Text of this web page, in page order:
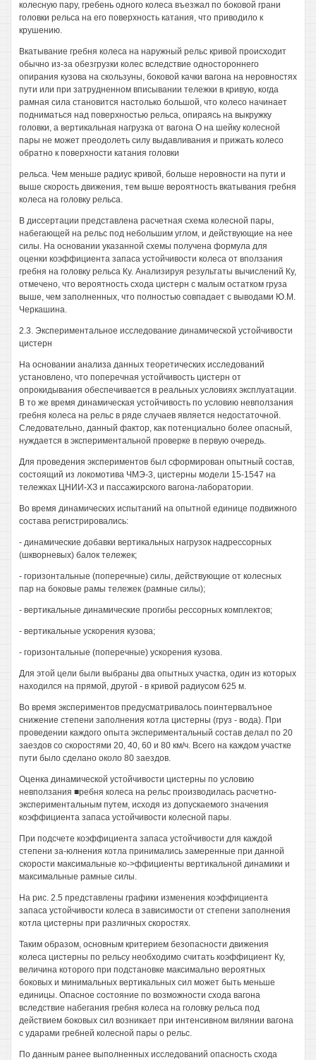
колесную пару, гребень одного колеса въезжал по боковой грани
головки рельса на его поверхность катания, что приводило к
крушению.
Вкатывание гребня колеса на наружный рельс кривой происходит
обычно из-за обезгрузки колес вследствие одностороннего
опирания кузова на скользуны, боковой качки вагона на неровностях
пути или при затрудненном вписывании тележки в кривую, когда
рамная сила становится настолько большой, что колесо начинает
подниматься над поверхностью рельса, опираясь на выкружку
головки, а вертикальная нагрузка от вагона О на шейку колесной
пары не может преодолеть силу выдавливания и прижать колесо
обратно к поверхности катания головки
рельса. Чем меньше радиус кривой, больше неровности на пути и
выше скорость движения, тем выше вероятность вкатывания гребня
колеса на головку рельса.
В диссертации представлена расчетная схема колесной пары,
набегающей на рельс под небольшим углом, и действующие на нее
силы. На основании указанной схемы получена формула для
оценки коэффициента запаса устойчивости колеса от вползания
гребня на головку рельса Ку. Анализируя результаты вычислений Ку,
отмечено, что вероятность схода цистерн с малым остатком груза
выше, чем заполненных, что полностью совпадает с выводами Ю.М.
Черкашина.
2.3. Экспериментальное исследование динамической устойчивости
цистерн
На основании анализа данных теоретических исследований
установлено, что поперечная устойчивость цистерн от
опрокидывания обеспечивается в реальных условиях эксплуатации.
В то же время динамическая устойчивость по условию невползания
гребня колеса на рельс в ряде случаев является недостаточной.
Следовательно, данный фактор, как потенциально более опасный,
нуждается в экспериментальной проверке в первую очередь.
Для проведения экспериментов был сформирован опытный состав,
состоящий из локомотива ЧМЭ-3, цистерны модели 15-1547 на
тележках ЦНИИ-ХЗ и пассажирского вагона-лаборатории.
Во время динамических испытаний на опытной единице подвижного
состава регистрировались:
- динамические добавки вертикальных нагрузок надрессорных
(шкворневых) балок тележек;
- горизонтальные (поперечные) силы, действующие от колесных
пар на боковые рамы тележек (рамные силы);
- вертикальные динамические прогибы рессорных комплектов;
- вертикальные ускорения кузова;
- горизонтальные (поперечные) ускорения кузова.
Для этой цели были выбраны два опытных участка, один из которых
находился на прямой, другой - в кривой радиусом 625 м.
Во время экспериментов предусматривалось поинтервалъное
снижение степени заполнения котла цистерны (груз - вода). При
проведении каждого опыта экспериментальный состав делал по 20
заездов со скоростями 20, 40, 60 и 80 км/ч. Всего на каждом участке
пути было сделано около 80 заездов.
Оценка динамической устойчивости цистерны по условию
невползания ■ребня колеса на рельс производилась расчетно-
экспериментальным путем, исходя из допускаемого значения
коэффициента запаса устойчивости колесной пары.
При подсчете коэффициента запаса устойчивости для каждой
степени за-юлнения котла принимались замеренные при данной
скорости максимальные ко->ффициенты вертикальной динамики и
максимальные рамные силы.
На рис. 2.5 представлены графики изменения коэффициента
запаса устойчивости колеса в зависимости от степени заполнения
котла цистерны при различных скоростях.
Таким образом, основным критерием безопасности движения
колеса цистерны по рельсу необходимо считать коэффициент Ку,
величина которого при подстановке максимально вероятных
боковых и минимальных вертикальных сил может быть меньше
единицы. Опасное состояние по возможности схода вагона
вследствие набегания гребня колеса на головку рельса под
действием боковых сил возникает при интенсивном вилянии вагона
с ударами гребней колесной пары о рельс.
По данным ранее выполненных исследований опасность схода